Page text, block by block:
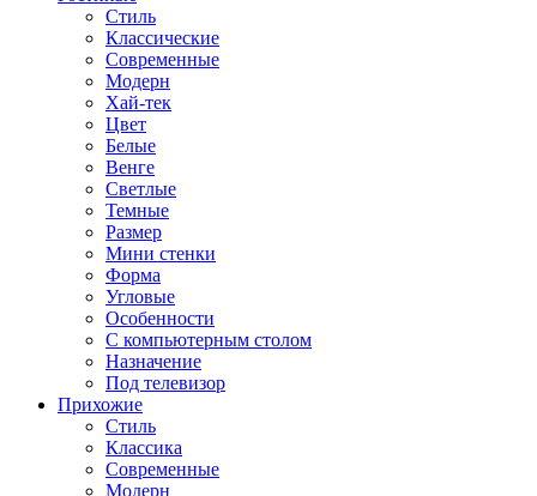
Стиль
Классические
Современные
Модерн
Хай-тек
Цвет
Белые
Венге
Светлые
Темные
Размер
Мини стенки
Форма
Угловые
Особенности
С компьютерным столом
Назначение
Под телевизор
Прихожие
Стиль
Классика
Современные
Модерн